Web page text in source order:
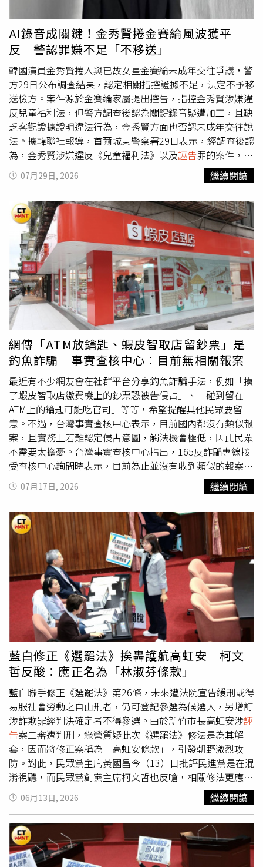
以他不攔、不接觸，只向站務員通報。黃先生說他抓過十幾
次逃票，單男、移工、情侶，夫妻都有，還遇過先生繼續耍
賴，在太太好說歹說之下才配合補票。去年11月、12月
間，鐵路警察局通知黃先生做筆錄，他到案後才知道，原來
一位從南港進站、拿悠遊卡搭普悠瑪的OL告他6度性騷擾、
跟蹤騷擾。女乘客「雙管齊下」，除了告刑事官司，還向台
北市政府申訴性騷擾。女乘客申訴，黃先生在2025年5月12
日、5月15日、9月9日都有大聲跟站務員說她逃票，使她心
生恐懼；2025年5月16日上午搭普悠瑪時，黃先生在第三、
第四節車廂連通道一直盯著她看，導致她感到畏懼。女乘客
聲稱，2025年9月15日黃先生走向站務員大喊她從南港站上
車、她逃票，她當時試圖拿出手機錄影，「被申訴人（黃先
生）卻出現異常興奮的反應，像是申訴人（女乘客）終於跟
他說話了而感到開心，完全不符合一般人在衝突或被拍攝時
的反應」。女乘客還控訴，2025年11月20日黃先生出站滯
留並持續盯著她看，想藉此引起注意，使她處於高度緊張和
恐懼狀態。北市府在今年5月28日決議，女乘客所稱的6次
性騷擾都不成立；台北地檢署則在7月3日以犯罪嫌移不足為
由，不起訴黃先生。黃先生表示，被告這半年以來壓力很
大，雖然台鐵沒因為乘客提告就懲處，他仍擔心同事的眼光
和想法，如今得知不起訴有鬆一口氣的感覺，這是「最乾淨
的結果」，他等很久。對於女乘客提告，黃先生不太意外對
方採取這種報復方式，但將檢舉逃票連結性騷擾，讓他嚇一
跳也很難接受，如果女乘客告他公然揭發逃票是妨害名譽，
他反而不那麼耿耿於懷。以去年9月15日的情況為例，黃先
生無法理解，他只說「沒關係，我有密錄器，我會交給鐵路
警察」這16個字，為何女乘客要說他像是終於講到話所以有
異常興奮的反應？他被控去年11月20日留在出站口附近盯
著女乘客，實際上女方可能因為逃票心虛，自行去補票窗口
付錢時，他在另一邊等同事，兩人根本待在不同方位。
2025年5月16日普悠瑪車廂內的「男凝」事件更是超級烏
龍，當時黃先生輪值日班，人在七堵站，不可能搭上普悠瑪
準備回家，女乘客卻說被黃先生盯著看。陳建佑律師是黃先
生好友，他認為本案女乘客涉嫌
。（圖／方萬民攝）陳
建佑律師認為，女乘客明知黃先生有不在場證明仍控訴騷
擾，顯然刻意要讓黃先生受刑事處分，因此不排除蒐證後提
出誣告 罪告訴。知情人士透露，台鐵桃園到台北段逃票數最
多，可說是「大型逃票現場」，相較之下普悠瑪203車次逃
票客較少，但因為它從花蓮北上，途經南港後不難找空位，
加上只需12分鐘就到台北車站，對於通勤民眾來說，又快又
不用人擠人，極具「越級乘車」的誘因，雖然台鐵自認以車
站閘門、列車長查驗兩道機制已足以防範逃票，但一切仍看
乘客的良心。黃先生告訴記者，其實他抓逃票沒有獎勵，但
他身為台鐵的一分子，看不下去乘客貪小便宜。他說被告以
來，再也沒在普悠瑪上看到那位女乘客，不過為了避免打照
面，現在改坐第8節車廂，方便停靠月台後他可以迅速出
站。本刊透過管道詢問提告女子，但截稿前尚無回應。
AI錄音成關鍵！金秀賢捲金賽綸風波獲平
反 警認罪嫌不足「不移送」
韓國演員金秀賢捲入與已故女星金賽綸未成年交往爭議，警
方29日公布調查結果，認定相關指控證據不足，決定不予移
送檢方。案件源於金賽綸家屬提出控告，指控金秀賢涉嫌違
反兒童福利法，但警方調查後認為關鍵錄音疑遭加工，且缺
乏客觀證據證明違法行為，金秀賢方面也否認未成年交往說
法。據韓聯社報導，首爾城東警察署29日表示，經調查後認
為，金秀賢涉嫌違反《兒童福利法》以及誣告罪的案件，因
缺乏足以證明犯罪事實的客觀證據，因此決定不予移送。回
顧經過，YouTube頻道「橫豎研究所」於2025年3月爆料，
聲稱金秀賢與金賽綸自她15歲起交往長達6年，引發外界高
度關注。另一方面，金賽綸家屬於2025年5月提出告訴，指
控金秀賢在女方尚未成年時便與其交往，涉嫌違反相關法律
規定。家屬曾在記者會上公開1段據稱是金賽綸生前與友人
的對話錄音，內容提到「從國中時期開始交往，到上大學後
分手」等說法。面對爭議，金秀賢承認2人過去確曾交往，
但強調雙方交往期間並非金賽綸未成年時期。至於女方家屬
提出的錄音，金秀賢方面也提出反駁，認為該錄音疑似透過
人工智慧（AI）技術製作，並非真實對話。警方調查後認
為，相關錄音存在遭加工的可能性，並參考金賽綸手機鑑識
結果等資料後，判定現階段沒有足夠證據證明金秀賢涉及違
法行為。
07月29日, 2026 繼續閱讀
網傳「ATM放鑰匙、蝦皮智取店留鈔票」是
釣魚詐騙 事實查核中心：目前無相關報案
最近有不少網友會在社群平台分享釣魚詐騙手法，例如「摸
了蝦皮智取店繳費機上的鈔票恐被告侵占」、「碰到留在
ATM上的鑰匙可能吃官司」等等，希望提醒其他民眾要留
意。不過，台灣事實查核中心表示，目前國內都沒有類似報
案，且實務上若難認定侵占意圖，觸法機會極低，因此民眾
不需要太擔憂。台灣事實查核中心指出，165反詐騙專線接
受查核中心詢問時表示，目前為止並沒有收到類似的報案，
研判為網路謠言的可能性較高，蝦皮智取店門市內均設有24
小時錄影設備，不論物品由誰遺落或取走，皆有影像紀錄可
循；而超商或是ATM都裝置嚴密的監控系統，萬一發生糾
紛，都可以透過影帶還原真相，因此推斷相關犯罪手法的施
行率極低。銘傳大學犯罪防治學系助理教授、前刑事局預防
科科長林書立說明，一般民眾如果要將遺失物送警局招領，
也會有「撿起來送交」的過程，無法單憑撿起或移動物品的
動作，就認定有侵占犯意，而利用這種「釣魚」方式陷害他
人的可行性極低，應是網路過度揣測。律師李郁霆也表示，
要是這種設局手法真的存在，那麼遺落的物品、錢才就並非
遺失物，因此也沒有侵佔的問題，詐團反而有可能構成「恐
嚇取財罪」或「誣告罪」，最重可處5至7年的有期徒刑，有
極高機會需要入監服刑。165建議，萬一民眾在操作ATM
時，發現有東西在上面且影響使用，若擔心有疑慮、異常狀
況，可以先行利用ATM旁邊的電話，聯絡金融機構處理。蝦
皮則說，若民眾在門市發現遺失物或款項，通常會建議轉交
給警方或鄰近派出所，按照標準流程進行處理。
07月17日, 2026 繼續閱讀
藍白修正《選罷法》挨轟護航高虹安 柯文
哲反酸：應正名為「林淑芬條款」
藍白聯手修正《選罷法》第26條，未來遭法院宣告緩刑或得
易服社會勞動之自由刑者，仍可登記參選為候選人，另增訂
涉詐欺罪經判決確定者不得參選。由於新竹市長高虹安涉誣
告案二審遭判刑，綠營質疑此次《選罷法》修法是為其解
套，因而將修正案稱為「高虹安條款」，引發朝野激烈攻
防。對此，民眾黨主席黃國昌今（13）日批評民進黨是在混
淆視聽，而民眾黨創黨主席柯文哲也反嗆，相關修法更應該
被稱為「林淑芬條款」。黃國昌表示，民眾黨團提出的選罷
法修法，是基於憲法保障人民參政權，以及在比例原則下，
認為所推動必要的改革，民進黨刻意要冠上所謂「高虹安條
款」，是在混淆視聽，對高虹安也非常不公平。黃國昌指
出，若今天真的要說所謂因人設事，恐怕民進黨要好好回答
大家一個問題，去年國民黨立委提出，受到緩刑宣告還可以
06月13日, 2026 繼續閱讀